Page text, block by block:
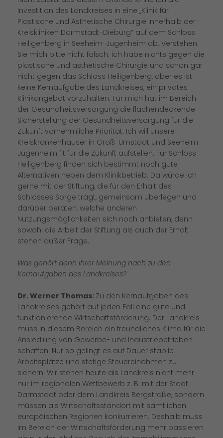
Investition des Landkreises in eine „Klinik für
Plastische und Ästhetische Chirurgie innerhalb der
Kreiskliniken Darmstadt-Dieburg“ auf dem Schloss
Heiligenberg in Seeheim-Jugenheim ab. Verstehen
Sie mich bitte nicht falsch: ich habe nichts gegen die
plastische und ästhetische Chirurgie und schon gar
nicht gegen das Schloss Heiligenberg, aber es ist
keine Kernaufgabe des Landkreises, ein privates
Klinikangebot vorzuhalten. Für mich hat im Bereich
der Gesundheitsversorgung die flächendeckende
Sicherstellung der Gesundheitsversorgung für die
Zukunft vornehmliche Priorität. Ich will unsere
Kreiskrankenhäuser in Groß-Umstadt und Seeheim-
Jugenheim fit für die Zukunft aufstellen. Für Schloss
Heiligenberg finden sich bestimmt noch gute
Alternativen neben dem Klinikbetrieb. Da würde ich
gerne mit der Stiftung, die für den Erhalt des
Schlosses Sorge trägt, gemeinsam überlegen und
darüber beraten, welche anderen
Nutzungsmöglichkeiten sich noch anbieten, denn
sowohl die Arbeit der Stiftung als auch der Erhalt
stehen außer Frage.
Was gehört denn Ihrer Meinung nach zu den
Kernaufgaben des Landkreises?
Dr. Werner Thomas: Zu den Kernaufgaben des
Landkreises gehört auf jeden Fall eine gute und
funktionierende Wirtschaftsförderung. Der Landkreis
muss in diesem Bereich ein freundliches Klima für die
Ansiedlung von Gewerbe- und Industriebetrieben
schaffen. Nur so gelingt es auf Dauer stabile
Arbeitsplätze und stetige Steuereinahmen zu
sichern. Wir stehen heute als Landkreis nicht mehr
nur im regionalen Wettbewerb z. B. mit der Stadt
Darmstadt oder dem Landkreis Bergstraße, sondern
müssen als Wirtschaftsstandort mit sämtlichen
europäischen Regionen konkurrieren. Deshalb muss
im Bereich der Wirtschaftsförderung mehr passieren